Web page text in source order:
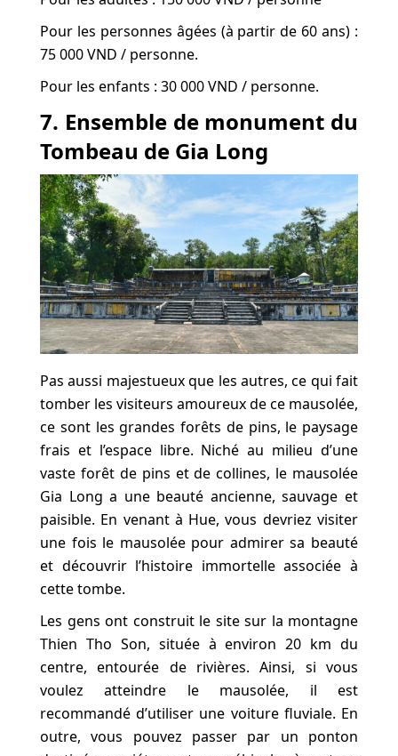
Pour les personnes âgées (à partir de 60 ans) :
75 000 VND / personne.
Pour les enfants : 30 000 VND / personne.
7. Ensemble de monument du
Tombeau de Gia Long
Pas aussi majestueux que les autres, ce qui fait
tomber les visiteurs amoureux de ce mausolée,
ce sont les grandes forêts de pins, le paysage
frais et l’espace libre. Niché au milieu d’une
vaste forêt de pins et de collines, le mausolée
Gia Long a une beauté ancienne, sauvage et
paisible. En venant à Hue, vous devriez visiter
une fois le mausolée pour admirer sa beauté
et découvrir l’histoire immortelle associée à
cette tombe.
Les gens ont construit le site sur la montagne
Thien Tho Son, située à environ 20 km du
centre, entourée de rivières. Ainsi, si vous
voulez atteindre le mausolée, il est
recommandé d’utiliser une voiture fluviale. En
outre, vous pouvez passer par un ponton